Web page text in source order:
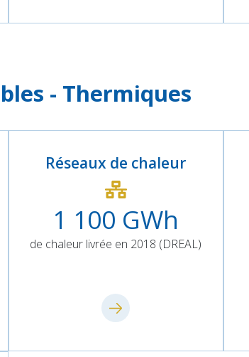
- Thermiques
Réseaux de chaleur
1 100 GWh
de chaleur livrée en 2018 (DREAL)